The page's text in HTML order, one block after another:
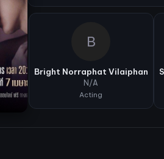
B
Bright Norraphat Vilaiphan
N/A
Acting